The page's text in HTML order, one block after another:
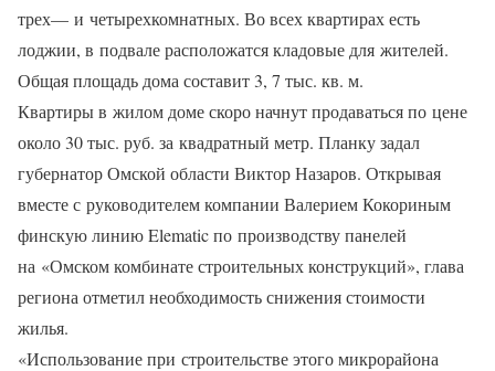
трех— и четырехкомнатных. Во всех квартирах есть
лоджии, в подвале расположатся кладовые для жителей.
Общая площадь дома составит 3, 7 тыс. кв. м.
Квартиры в жилом доме скоро начнут продаваться по цене
около 30 тыс. руб. за квадратный метр. Планку задал
губернатор Омской области Виктор Назаров. Открывая
вместе с руководителем компании Валерием Кокориным
финскую линию Elematic по производству панелей
на «Омском комбинате строительных конструкций», глава
региона отметил необходимость снижения стоимости
жилья.
«Использование при строительстве этого микрорайона